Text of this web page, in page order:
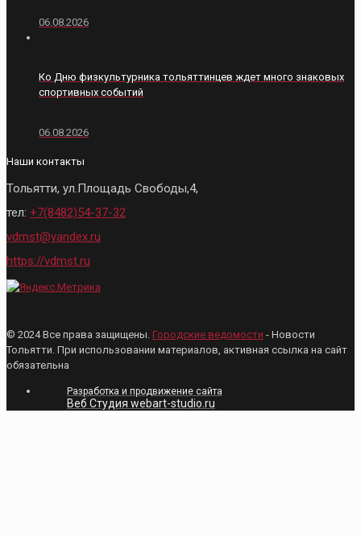
06.08.2026
Ко Дню физкультурника тольяттинцев ждет много знаковых
спортивных событий
06.08.2026
Наши контакты
Тольятти, ул.Площадь Свободы,4,
тел: +7(8482)54-37-32
vdmst@yandex.ru
https://vdmst.ru
© 2024 Все права защищены. Городские ведомости - Новости
Тольятти. При использовании материалов, активная ссылка на сайт
обязательна
Разработка и продвижение сайта
Веб Студия webart-studio.ru